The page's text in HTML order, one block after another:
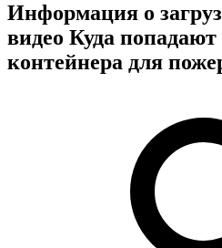
Информация о
видео Куда
контейнера для